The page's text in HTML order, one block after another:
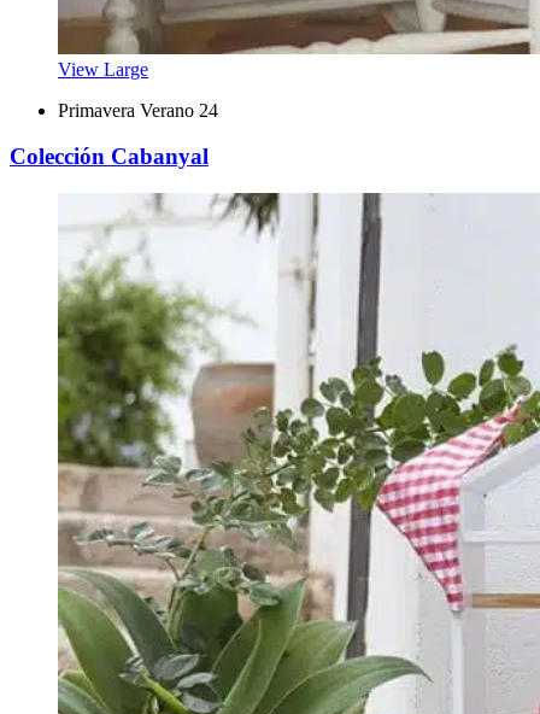
View Large
Primavera Verano 24
Colección Cabanyal